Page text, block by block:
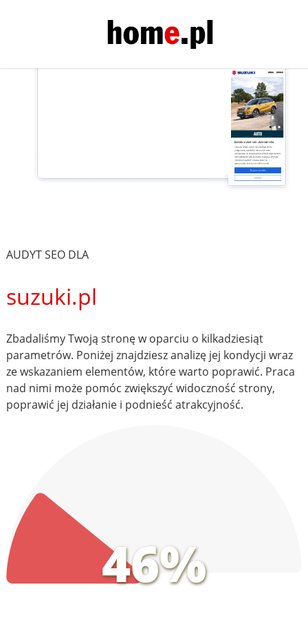
AUDYT SEO DLA
suzuki.pl
Zbadaliśmy Twoją stronę w oparciu o kilkadziesiąt
parametrów. Poniżej znajdziesz analizę jej kondycji wraz
ze wskazaniem elementów, które warto poprawić. Praca
nad nimi może pomóc zwiększyć widoczność strony,
poprawić jej działanie i podnieść atrakcyjność.
46%